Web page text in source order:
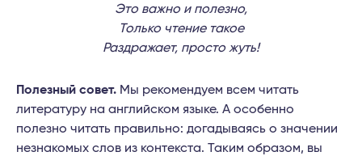
Это важно и полезно,
Только чтение такое
Раздражает, просто жуть!
Полезный совет. Мы рекомендуем всем читать
литературу на английском языке. А особенно
полезно читать правильно: догадываясь о значении
незнакомых слов из контекста. Таким образом, вы